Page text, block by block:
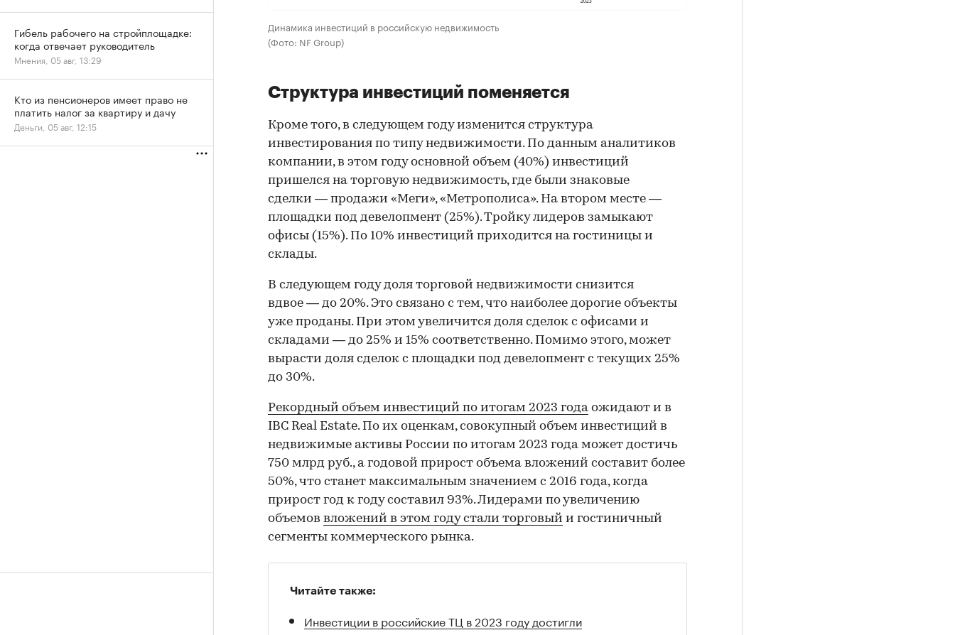
Динамика инвестиций в российскую недвижимость
(Фото: NF Group)
Структура инвестиций поменяется
Кроме того, в следующем году изменится структура
инвестирования по типу недвижимости. По данным аналитиков
компании, в этом году основной объем (40%) инвестиций
пришелся на торговую недвижимость, где были знаковые
сделки — продажи «Меги», «Метрополиса». На втором месте —
площадки под девелопмент (25%). Тройку лидеров замыкают
офисы (15%). По 10% инвестиций приходится на гостиницы и
склады.
В следующем году доля торговой недвижимости снизится
вдвое — до 20%. Это связано с тем, что наиболее дорогие объекты
уже проданы. При этом увеличится доля сделок с офисами и
складами — до 25% и 15% соответственно. Помимо этого, может
вырасти доля сделок с площадки под девелопмент с текущих 25%
до 30%.
Рекордный объем инвестиций по итогам 2023 года ожидают и в
IBC Real Estate. По их оценкам, совокупный объем инвестиций в
недвижимые активы России по итогам 2023 года может достичь
750 млрд руб., а годовой прирост объема вложений составит более
50%, что станет максимальным значением с 2016 года, когда
прирост год к году составил 93%. Лидерами по увеличению
объемов вложений в этом году стали торговый и гостиничный
сегменты коммерческого рынка.
Читайте также:
Инвестиции в российские ТЦ в 2023 году достигли
Гибель рабочего на стройплощадке:
когда отвечает руководитель
Мнения, 05 авг, 13:29
Кто из пенсионеров имеет право не
платить налог за квартиру и дачу
Деньги, 05 авг, 12:15